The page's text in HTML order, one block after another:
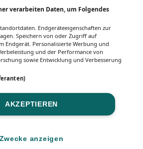
verarbeiten Daten, um Folgendes
Endgeräteeigenschaften zur
Speichern von oder Zugriff auf
Endgerät. Personalisierte Werbung und
und der Performance von
sowie Entwicklung und Verbesserung
AKZEPTIEREN
Zwecke anzeigen